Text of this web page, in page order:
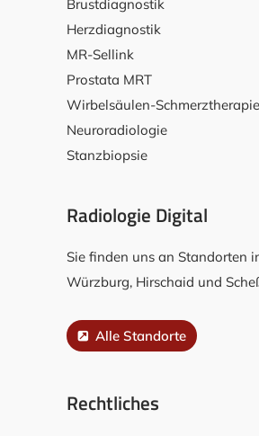
Brustdiagnostik
Herzdiagnostik
MR-Sellink
Prostata MRT
Wirbelsäulen-Schmerztherapie
Neuroradiologie
Stanzbiopsie
Radiologie Digital
Sie finden uns an Standorten
Würzburg, Hirschaid und
Alle Standorte
Rechtliches